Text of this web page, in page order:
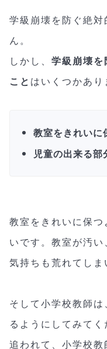
学級崩壊を防ぐ絶
ん。
しかし、 学級崩壊を
こと はいくつかあり
教室をきれいに
児童の出来る部
教室をきれいに保つ
いです。教室が汚
気持ちも荒れてしま
そして小学校教師
るようにしてみて
追われて、小学校